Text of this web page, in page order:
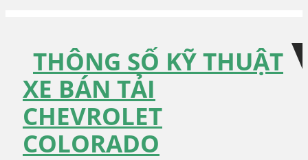
THÔNG SỐ KỸ THUẬT
XE BÁN TẢI
CHEVROLET
COLORADO